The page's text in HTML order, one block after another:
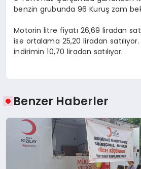
SPOR
benzin grubunda 96 Kuruş zam
Motorin litre fiyatı 26,69 liradan
ise ortalama 25,20 liradan satılıyor.
indirimin 10,70 liradan satılıyor.
Benzer Haberler